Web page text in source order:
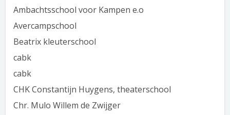
Ambachtsschool voor Kampen e.o
Avercampschool
Beatrix kleuterschool
cabk
cabk
CHK Constantijn Huygens, theaterschool
Chr. Mulo Willem de Zwijger